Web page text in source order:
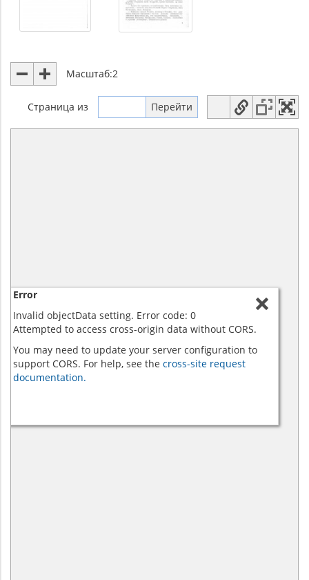
Масштаб:2
Страница из
Error
Invalid objectData setting. Error code: 0
Attempted to access cross-origin data without CORS.
You may need to update your server configuration to
support CORS. For help, see the cross-site request
documentation.